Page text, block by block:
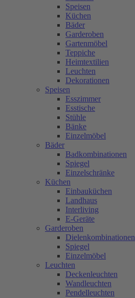
Speisen
Küchen
Bäder
Garderoben
Gartenmöbel
Teppiche
Heimtextilien
Leuchten
Dekorationen
Speisen
Esszimmer
Esstische
Stühle
Bänke
Einzelmöbel
Bäder
Badkombinationen
Spiegel
Einzelschränke
Küchen
Einbauküchen
Landhaus
Interliving
E-Geräte
Garderoben
Dielenkombinationen
Spiegel
Einzelmöbel
Leuchten
Deckenleuchten
Wandleuchten
Pendelleuchten